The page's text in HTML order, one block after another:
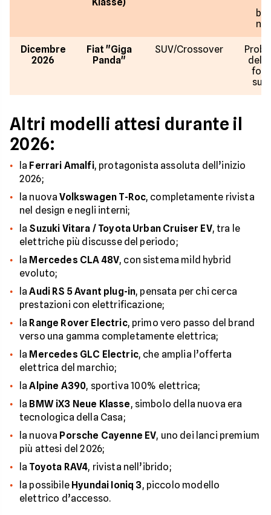
Dicembre
2026
Fiat "Giga
Panda"
SUV/Crossover
Altri modelli attesi durante il
2026:
la Ferrari Amalfi, protagonista assoluta dell’inizio
2026;
la nuovaVolkswagen T-Roc, completamente rivista
nel design e negli interni;
la Suzuki Vitara / Toyota Urban Cruiser EV, tra le
elettriche più discusse del periodo;
la Mercedes CLA 48V, con sistema mild hybrid
evoluto;
laAudi RS 5 Avant plug-in, pensata per chi cerca
prestazioni con elettrificazione;
la Range Rover Electric, primo vero passo del brand
verso una gamma completamente elettrica;
la Mercedes GLC Electric, che amplia l’offerta
elettrica del marchio;
laAlpine A390, sportiva 100% elettrica;
la BMW iX3 Neue Klasse, simbolo della nuova era
tecnologica della Casa;
la nuova Porsche Cayenne EV, uno dei lanci premium
più attesi del 2026;
la Toyota RAV4, rivista nell’ibrido;
la possibile Hyundai Ioniq 3, piccolo modello
elettrico d’accesso.